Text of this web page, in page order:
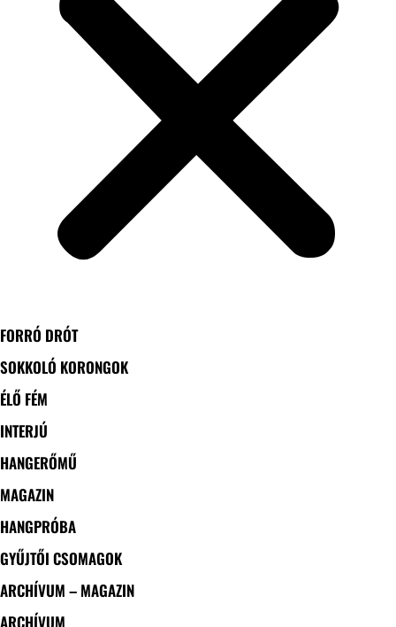
FORRÓ DRÓT
SOKKOLÓ KORONGOK
ÉLŐ FÉM
INTERJÚ
HANGERŐMŰ
MAGAZIN
HANGPRÓBA
GYŰJTŐI CSOMAGOK
ARCHÍVUM – MAGAZIN
ARCHÍVUM